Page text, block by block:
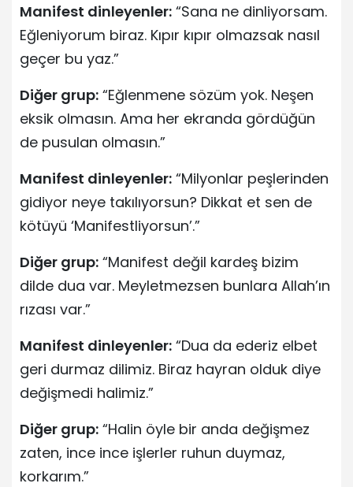
Manifest dinleyenler: “Sana ne dinliyorsam.
Eğleniyorum biraz. Kıpır kıpır olmazsak nasıl
geçer bu yaz.”
Diğer grup: “Eğlenmene sözüm yok. Neşen
eksik olmasın. Ama her ekranda gördüğün
de pusulan olmasın.”
Manifest dinleyenler: “Milyonlar peşlerinden
gidiyor neye takılıyorsun? Dikkat et sen de
kötüyü ‘Manifestliyorsun’.”
Diğer grup: “Manifest değil kardeş bizim
dilde dua var. Meyletmezsen bunlara Allah’ın
rızası var.”
Manifest dinleyenler: “Dua da ederiz elbet
geri durmaz dilimiz. Biraz hayran olduk diye
değişmedi halimiz.”
Diğer grup: “Halin öyle bir anda değişmez
zaten, ince ince işlerler ruhun duymaz,
korkarım.”